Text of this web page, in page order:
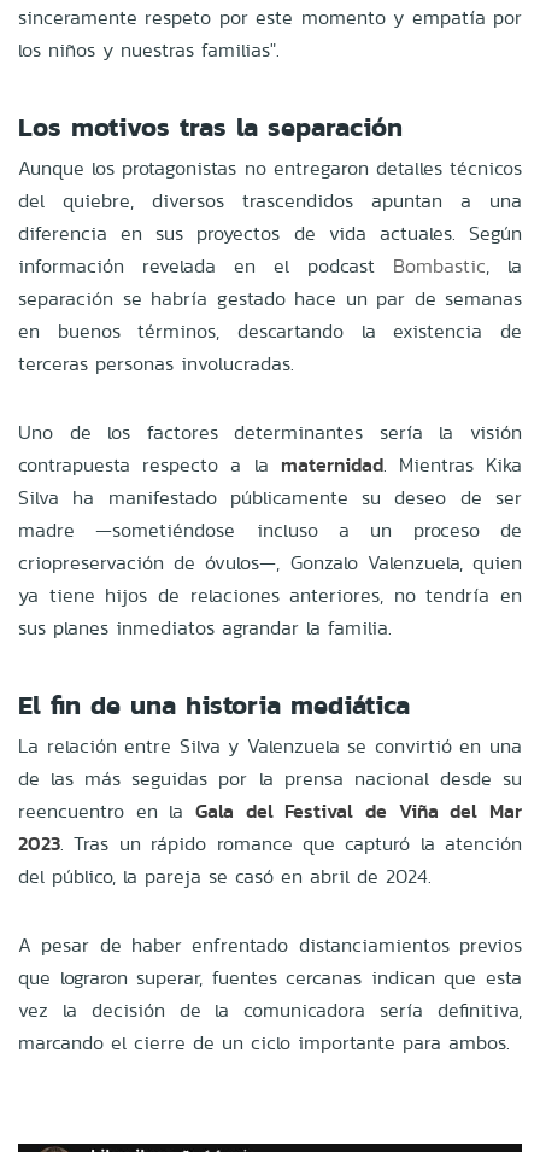
sinceramente respeto por este momento y empatía por
los niños y nuestras familias".
Los motivos tras la separación
Aunque los protagonistas no entregaron detalles técnicos
del quiebre, diversos trascendidos apuntan a una
diferencia en sus proyectos de vida actuales. Según
información revelada en el podcast Bombastic, la
separación se habría gestado hace un par de semanas
en buenos términos, descartando la existencia de
terceras personas involucradas.
Uno de los factores determinantes sería la visión
contrapuesta respecto a la maternidad. Mientras Kika
Silva ha manifestado públicamente su deseo de ser
madre —sometiéndose incluso a un proceso de
criopreservación de óvulos—, Gonzalo Valenzuela, quien
ya tiene hijos de relaciones anteriores, no tendría en
sus planes inmediatos agrandar la familia.
El fin de una historia mediática
La relación entre Silva y Valenzuela se convirtió en una
de las más seguidas por la prensa nacional desde su
reencuentro en la Gala del Festival de Viña del Mar
2023. Tras un rápido romance que capturó la atención
del público, la pareja se casó en abril de 2024.
A pesar de haber enfrentado distanciamientos previos
que lograron superar, fuentes cercanas indican que esta
vez la decisión de la comunicadora sería definitiva,
marcando el cierre de un ciclo importante para ambos.